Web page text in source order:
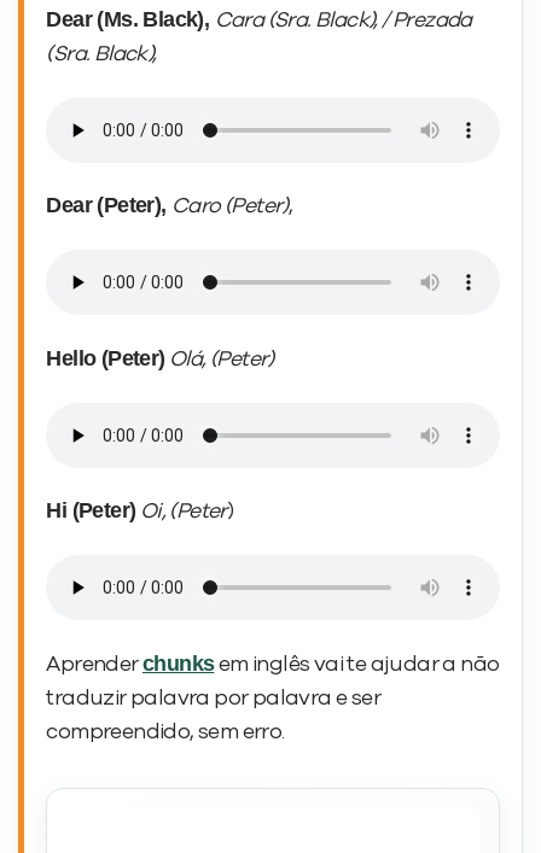
Dear (Ms. Black), Cara (Sra. Black), / Prezada
(Sra. Black),
Dear (Peter), Caro (Peter),
Hello (Peter) Olá, (Peter)
Hi (Peter) Oi, (Peter)
Aprenderchunksem inglês vai te ajudar a não
traduzir palavra por palavra e ser
compreendido, sem erro.